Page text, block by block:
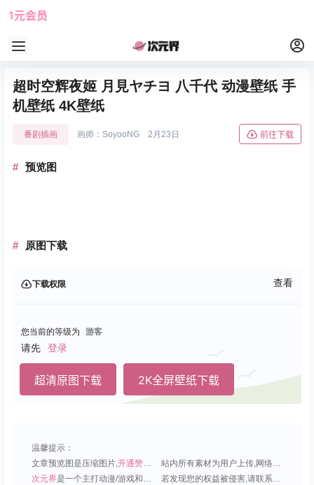
1元会员
超时空辉夜姬 月見ヤチヨ 八千代 动漫壁纸 手
机壁纸 4K壁纸
番剧插画 画师：SoyooNG 2月23日 前往下载
预览图
原图下载
下载权限 查看
您当前的等级为 游客
请先 登录
超清原图下载 2K全屏壁纸下载
温馨提示：
文章预览图是压缩图片,开通赞助会员 可免费下载超清原图;
站内所有素材为用户上传,网络分享或原创,请勿用于商业用途;
次元界是一个主打动漫/游戏和虚拟偶像角色的插画壁纸平台; 若发现您的权益被侵害,请联系QQ1815919191,我们尽快处理.